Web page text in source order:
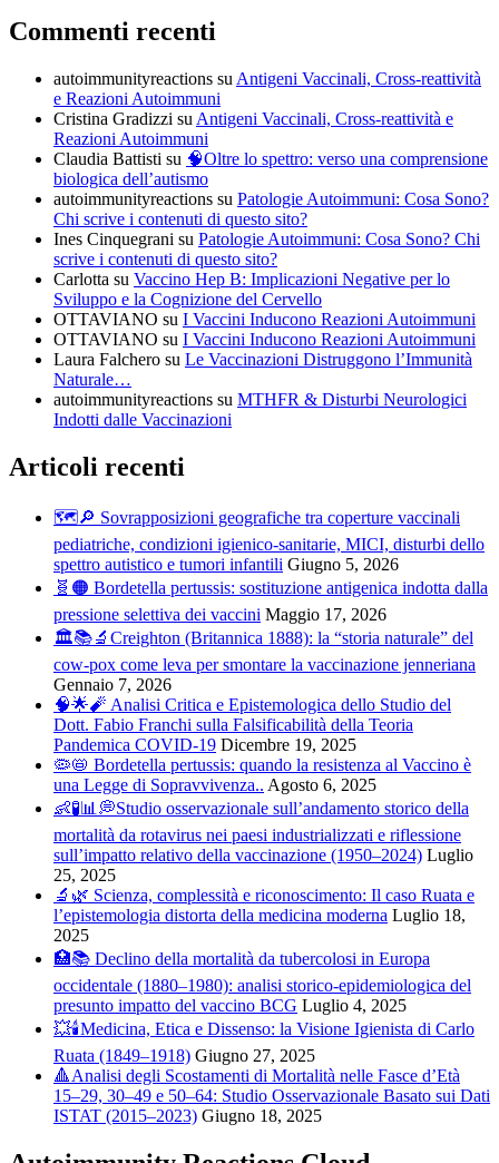
Commenti recenti
autoimmunityreactions su Antigeni Vaccinali, Cross-reattività
e Reazioni Autoimmuni
Cristina Gradizzi su Antigeni Vaccinali, Cross-reattività e
Reazioni Autoimmuni
Claudia Battisti su 🧠Oltre lo spettro: verso una comprensione
biologica dell’autismo
autoimmunityreactions su Patologie Autoimmuni: Cosa Sono?
Chi scrive i contenuti di questo sito?
Ines Cinquegrani su Patologie Autoimmuni: Cosa Sono? Chi
scrive i contenuti di questo sito?
Carlotta su Vaccino Hep B: Implicazioni Negative per lo
Sviluppo e la Cognizione del Cervello
OTTAVIANO su I Vaccini Inducono Reazioni Autoimmuni
OTTAVIANO su I Vaccini Inducono Reazioni Autoimmuni
Laura Falchero su Le Vaccinazioni Distruggono l’Immunità
Naturale…
autoimmunityreactions su MTHFR & Disturbi Neurologici
Indotti dalle Vaccinazioni
Articoli recenti
🗺️🔎 Sovrapposizioni geografiche tra coperture vaccinali
pediatriche, condizioni igienico-sanitarie, MICI, disturbi dello
spettro autistico e tumori infantili Giugno 5, 2026
🧬🟠 Bordetella pertussis: sostituzione antigenica indotta dalla
pressione selettiva dei vaccini Maggio 17, 2026
🏛️📚🔬Creighton (Britannica 1888): la “storia naturale” del
cow-pox come leva per smontare la vaccinazione jenneriana
Gennaio 7, 2026
🧠🌟🧨 Analisi Critica e Epistemologica dello Studio del
Dott. Fabio Franchi sulla Falsificabilità della Teoria
Pandemica COVID-19 Dicembre 19, 2025
🦠📛 Bordetella pertussis: quando la resistenza al Vaccino è
una Legge di Sopravvivenza.. Agosto 6, 2025
👶🧪📊💭Studio osservazionale sull’andamento storico della
mortalità da rotavirus nei paesi industrializzati e riflessione
sull’impatto relativo della vaccinazione (1950–2024) Luglio
25, 2025
🔬🌿 Scienza, complessità e riconoscimento: Il caso Ruata e
l’epistemologia distorta della medicina moderna Luglio 18,
2025
🏥📚 Declino della mortalità da tubercolosi in Europa
occidentale (1880–1980): analisi storico-epidemiologica del
presunto impatto del vaccino BCG Luglio 4, 2025
💥🕯️Medicina, Etica e Dissenso: la Visione Igienista di Carlo
Ruata (1849–1918) Giugno 27, 2025
🔺Analisi degli Scostamenti di Mortalità nelle Fasce d’Età
15–29, 30–49 e 50–64: Studio Osservazionale Basato sui Dati
ISTAT (2015–2023) Giugno 18, 2025